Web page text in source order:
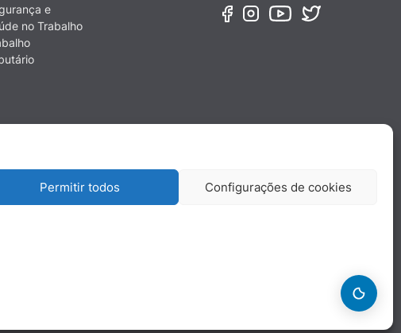
Permitir todos Configurações de cookies
e
no Trabalho